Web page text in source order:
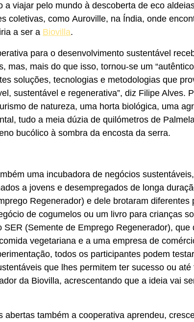
a viajar pelo mundo à descoberta de eco
coletivas, como Auroville, na Índia, onde
a ser a Biovilla.
para o desenvolvimento sustentável
mas, mais do que isso, tornou-se um
soluções, tecnologias e metodologias que
sustentável e regenerativa”, diz Filipe Alves.
de natureza, uma horta biológica, uma
tudo a meia dúzia de quilómetros de
bucólico à sombra da encosta da serra.
uma incubadora de negócios
a jovens e desempregados de longa
Regenerador) e dele brotaram diferentes
de cogumelos ou um livro para crianças
SER (Semente de Emprego Regenerador), que
vegetariana e a uma empresa de
todos os participantes podem
que lhes permitem ter sucesso ou até
da Biovilla, acrescentando que a ideia vai
abertas também a cooperativa aprendeu,